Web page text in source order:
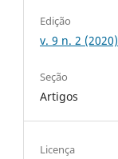
Edição
v. 9 n. 2 (2020)
Seção
Artigos
Licença